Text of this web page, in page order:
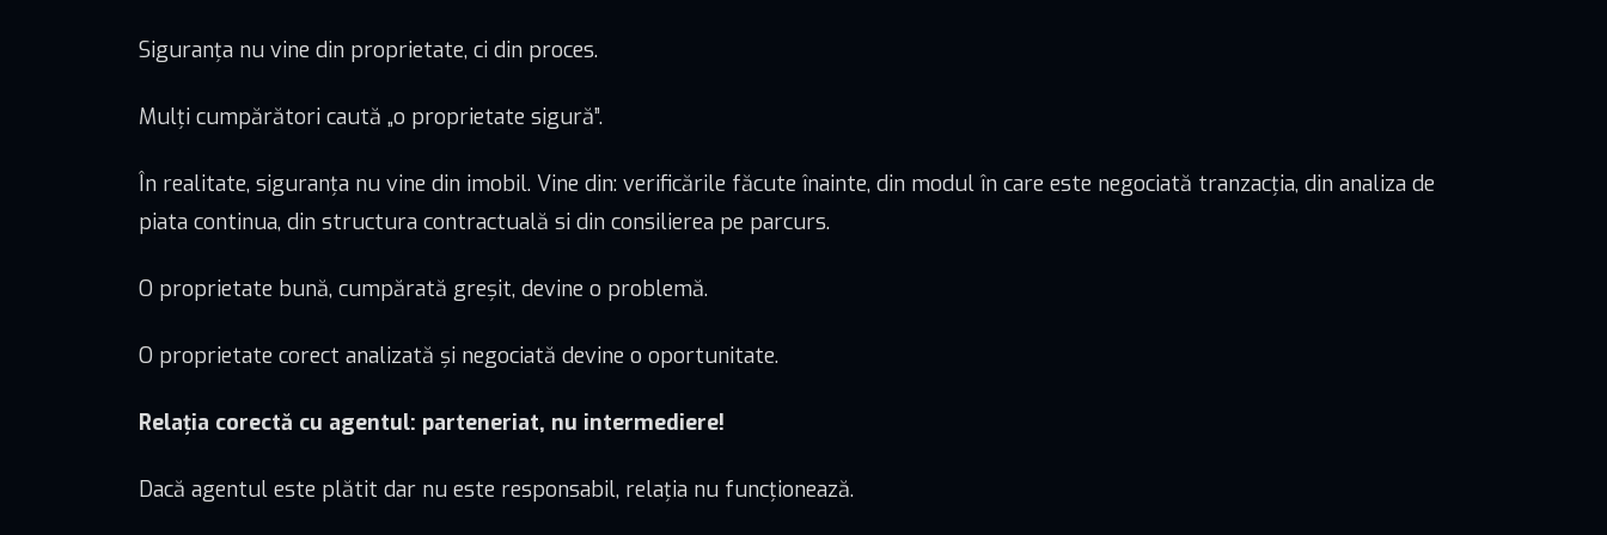
Siguranța nu vine din proprietate, ci din proces.
Mulți cumpărători caută „o proprietate sigură”.
În realitate, siguranța nu vine din imobil. Vine din: verificările făcute înainte, din modul în care este negociată tranzacția, din analiza de
piata continua, din structura contractuală si din consilierea pe parcurs.
O proprietate bună, cumpărată greșit, devine o problemă.
O proprietate corect analizată și negociată devine o oportunitate.
Relația corectă cu agentul: parteneriat, nu intermediere!
Dacă agentul este plătit dar nu este responsabil, relația nu funcționează.